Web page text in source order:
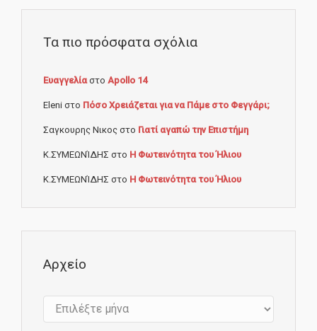
Τα πιο πρόσφατα σχόλια
Ευαγγελίαστο Apollo 14
Eleni στο Πόσο Χρειάζεται για να Πάμε στο Φεγγάρι;
Σαγκουρης Νικος στο Γιατί αγαπώ την Επιστήμη
Κ.ΣΥΜΕΩΝΊΔΗΣ στο Η Φωτεινότητα του Ήλιου
Κ.ΣΥΜΕΩΝΊΔΗΣ στο Η Φωτεινότητα του Ήλιου
Αρχείο